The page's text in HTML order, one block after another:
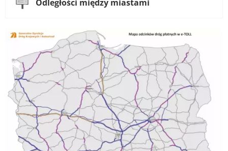
Odległości między miastami